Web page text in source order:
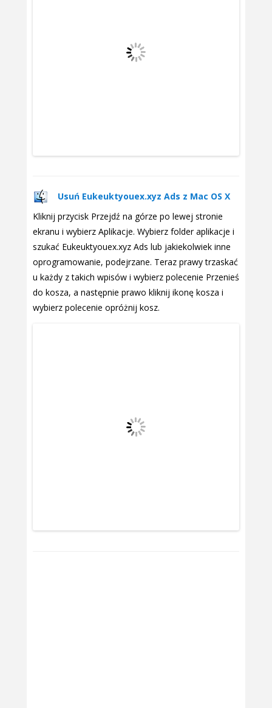
Usuń Eukeuktyouex.xyz Ads z Mac OS X
Kliknij przycisk Przejdź na górze po lewej stronie
ekranu i wybierz Aplikacje. Wybierz folder aplikacje i
szukać Eukeuktyouex.xyz Ads lub jakiekolwiek inne
oprogramowanie, podejrzane. Teraz prawy trzaskać
u każdy z takich wpisów i wybierz polecenie Przenieś
do kosza, a następnie prawo kliknij ikonę kosza i
wybierz polecenie opróżnij kosz.